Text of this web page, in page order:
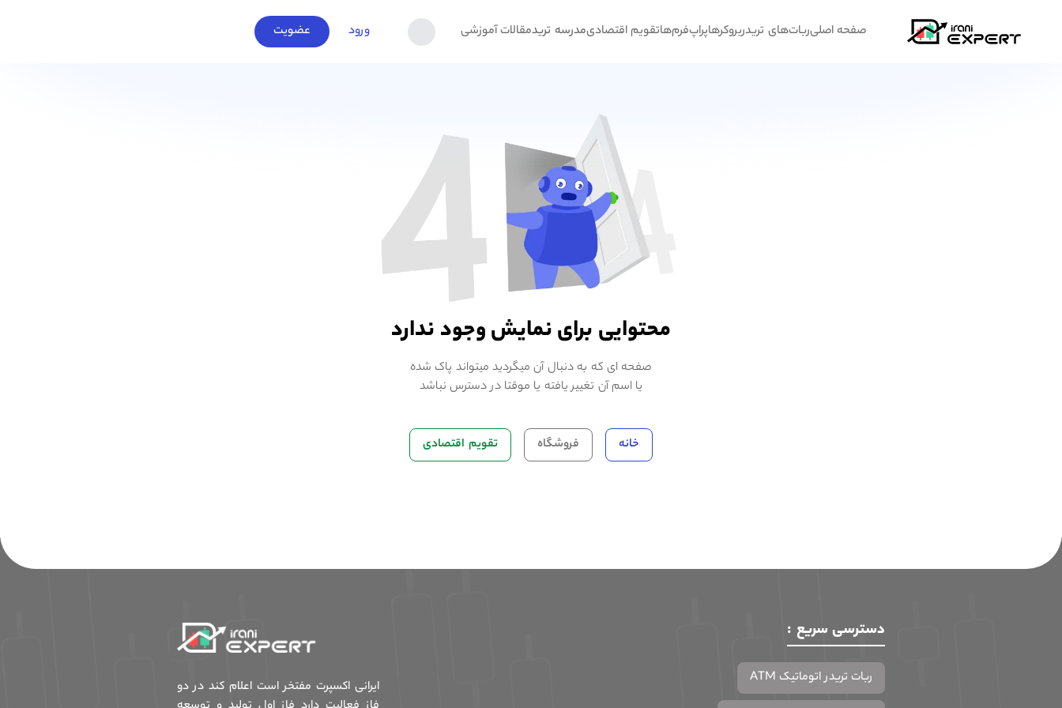
صفحه اصلیربات‌های تریدربروکرهاپراپ‌فرم‌هاتقویم اقتصادیمدرسه تریدمقالات آموزشی ورود عضویت
محتوایی برای نمایش وجود ندارد
صفحه ای که به دنبال آن میگردید میتواند پاک شده
یا اسم آن تغییر یافته یا موقتا در دسترس نباشد
خانه فروشگاه تقویم اقتصادی
دسترسی سریع :
ربات تریدر اتوماتیک ATM
ایرانی اکسپرت مفتخر است اعلام کند در دو